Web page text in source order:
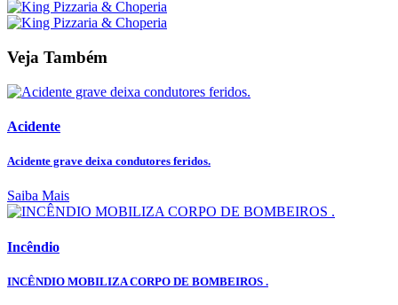
Veja Também
Acidente
Acidente grave deixa condutores feridos.
Saiba Mais
Incêndio
INCÊNDIO MOBILIZA CORPO DE BOMBEIROS .